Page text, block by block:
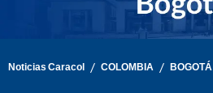
Noticias Caracol / COLOMBIA / BOGOTÁ